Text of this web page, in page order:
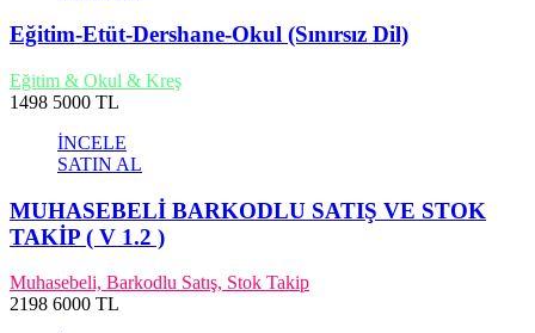
Eğitim-Etüt-Dershane-Okul (Sınırsız Dil)
Eğitim & Okul & Kreş
1498 5000 TL
İNCELE
SATIN AL
MUHASEBELİ BARKODLU SATIŞ VE STOK
TAKİP ( V 1.2 )
Muhasebeli, Barkodlu Satış, Stok Takip
2198 6000 TL